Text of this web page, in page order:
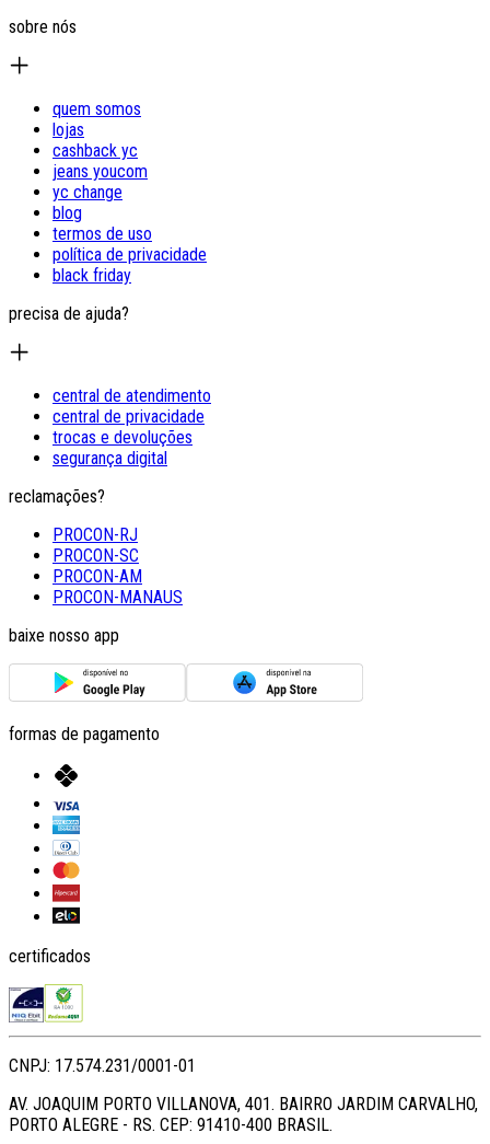
sobre nós
quem somos
lojas
cashback yc
jeans youcom
yc change
blog
termos de uso
política de privacidade
black friday
precisa de ajuda?
central de atendimento
central de privacidade
trocas e devoluções
segurança digital
reclamações?
PROCON-RJ
PROCON-SC
PROCON-AM
PROCON-MANAUS
baixe nosso app
formas de pagamento
certificados
CNPJ: 17.574.231/0001-01
AV. JOAQUIM PORTO VILLANOVA, 401. BAIRRO JARDIM CARVALHO,
PORTO ALEGRE - RS. CEP: 91410-400 BRASIL.